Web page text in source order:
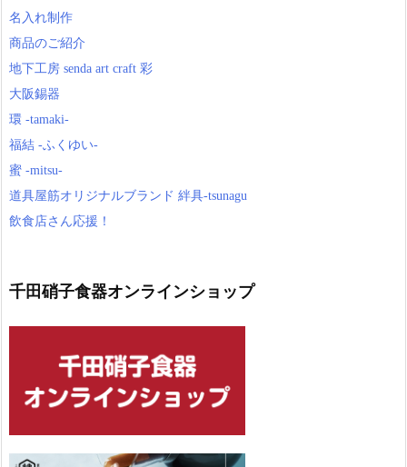
名入れ制作
商品のご紹介
地下工房 senda art craft 彩
大阪錫器
環 -tamaki-
福結 -ふくゆい-
蜜 -mitsu-
道具屋筋オリジナルブランド 絆具-tsunagu
飲食店さん応援！
千田硝子食器オンラインショップ